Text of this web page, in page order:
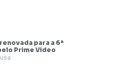
para a 6ª
Prime Video